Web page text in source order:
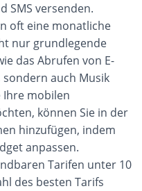
SMS versenden.
oft eine monatliche
nur grundlegende
das Abrufen von E-
sondern auch Musik
Ihre mobilen
können Sie in der
hinzufügen, indem
anpassen.
Tarifen unter 10
des besten Tarifs